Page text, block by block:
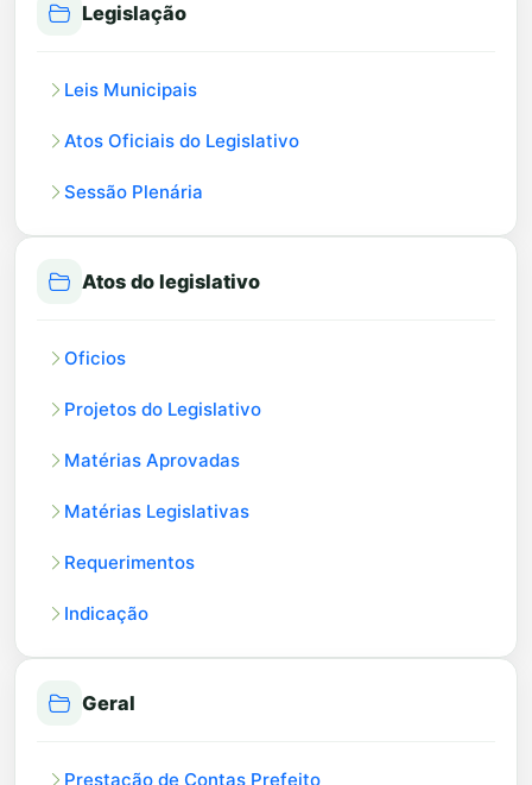
Legislação
Leis Municipais
Atos Oficiais do Legislativo
Sessão Plenária
Atos do legislativo
Oficios
Projetos do Legislativo
Matérias Aprovadas
Matérias Legislativas
Requerimentos
Indicação
Geral
Prestação de Contas Prefeito